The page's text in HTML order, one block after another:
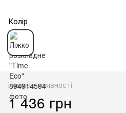
Колір
Немає в наявності
1 436 грн